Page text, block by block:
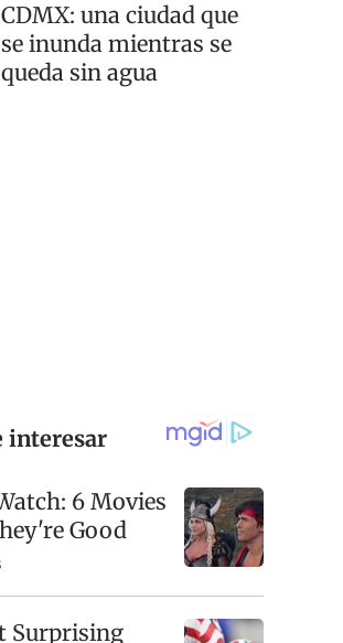
CDMX: una ciudad que
se inunda mientras se
queda sin agua